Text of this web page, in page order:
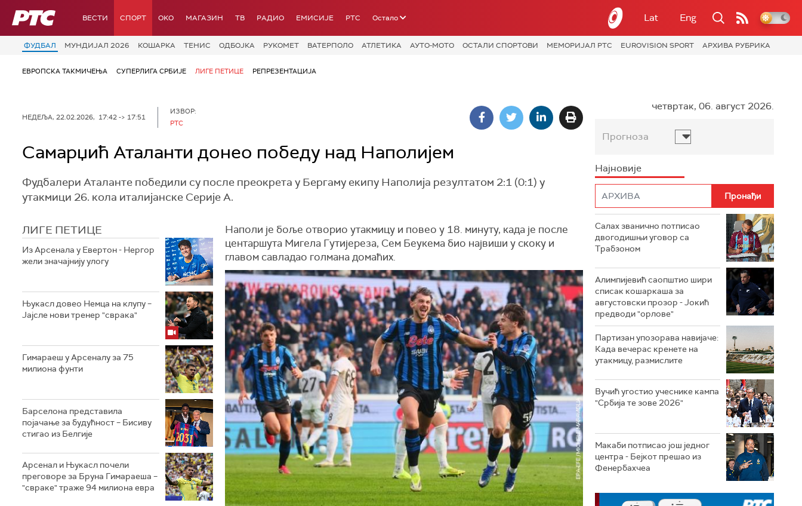
РТС ВЕСТИ СПОРТ OKO МАГАЗИН ТВ РАДИО ЕМИСИЈЕ РТС Остало Lat Eng
ФУДБАЛ МУНДИЈАЛ 2026 КОШАРКА ТЕНИС ОДБОЈКА РУКОМЕТ ВАТЕРПОЛО АТЛЕТИКА АУТО-МОТО ОСТАЛИ СПОРТОВИ МЕМОРИЈАЛ РТС EUROVISION SPORT АРХИВА РУБРИКА
ЕВРОПСКА ТАКМИЧЕЊА СУПЕРЛИГА СРБИЈЕ ЛИГЕ ПЕТИЦЕ РЕПРЕЗЕНТАЦИЈА
НЕДЕЉА, 22.02.2026, 17:42 -> 17:51
ИЗВОР:
РТС
Самарџић Аталанти донео победу над Наполијем
Фудбалери Аталанте победили су после преокрета у Бергаму екипу Наполија резултатом 2:1 (0:1) у
утакмици 26. кола италијанске Серије А.
ЛИГЕ ПЕТИЦЕ
Из Арсенала у Евертон - Нергор
жели значајнију улогу
Њукасл довео Немца на клупу –
Јајсле нови тренер "сврака"
Гимараеш у Арсеналу за 75
милиона фунти
Барселона представила
појачање за будућност – Бисиву
стигао из Белгије
Арсенал и Њукасл почели
преговоре за Бруна Гимараеша –
"свраке" траже 94 милиона евра
Наполи је боље отворио утакмицу и повео у 18. минуту, када је после
центаршута Мигела Гутијереза, Сем Беукема био највиши у скоку и
главом савладао голмана домаћих.
четвртак, 06. август 2026.
Прогноза
Најновије
Салах званично потписао
двогодишњи уговор са
Трабзоном
Алимпијевић саопштио шири
списак кошаркаша за
августовски прозор - Јокић
предводи "орлове"
Партизан упозорава навијаче:
Када вечерас кренете на
утакмицу, размислите
Вучић угостио учеснике кампа
"Србија те зове 2026"
Макаби потписао још једног
центра - Бејкот прешао из
Фенербахчеа